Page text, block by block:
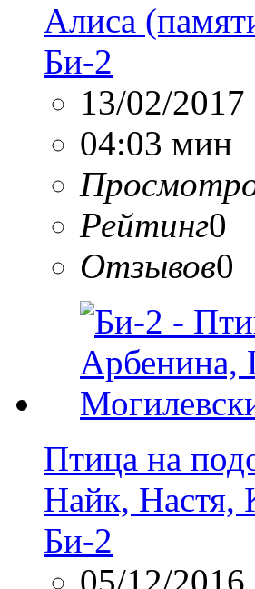
Алиса
Би-2
13/02/2017
04:03 мин
Рейтинг0
Отзывов0
Птица на
Найк, Настя,
Би-2